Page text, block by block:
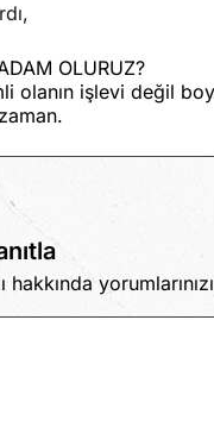
OLURUZ?
olanın işlevi değil
hakkında